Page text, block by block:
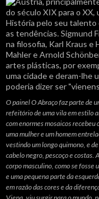
O painel O Abraço faz parte de
refeitório de uma vila em estilo
com enormes mosaicos recebeu
uma mulher e um homem
vestindo um longo quimono, e
cabelo negro, pescoço e costas.
corpo masculino, como se fosse
e uma pequena parte da
em razão das cores e da